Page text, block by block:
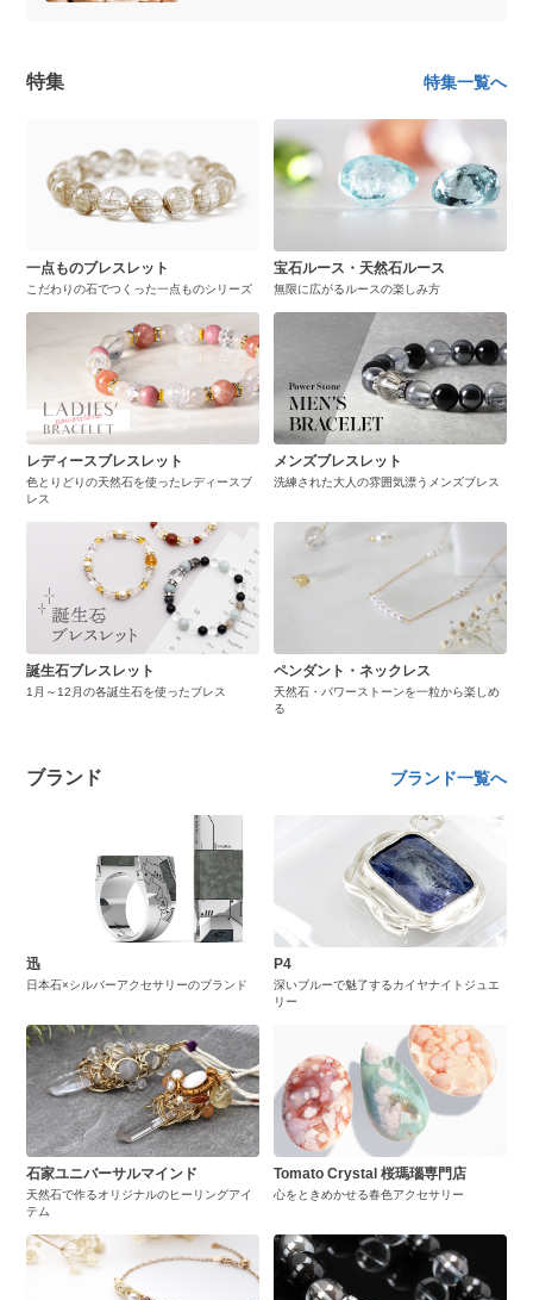
特集 特集一覧へ
一点ものブレスレット
こだわりの石でつくった一点ものシリーズ
宝石ルース・天然石ルース
無限に広がるルースの楽しみ方
レディースブレスレット
色とりどりの天然石を使ったレディースブ
レス
メンズブレスレット
洗練された大人の雰囲気漂うメンズブレス
誕生石ブレスレット
1月～12月の各誕生石を使ったブレス
ペンダント・ネックレス
天然石・パワーストーンを一粒から楽しめ
る
ブランド ブランド一覧へ
迅
日本石×シルバーアクセサリーのブランド
P4
深いブルーで魅了するカイヤナイトジュエ
リー
石家ユニバーサルマインド
天然石で作るオリジナルのヒーリングアイ
テム
Tomato Crystal 桜瑪瑙専門店
心をときめかせる春色アクセサリー